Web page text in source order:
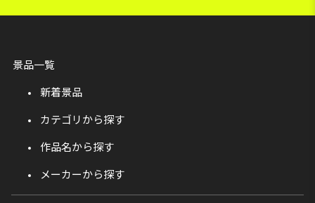
景品一覧
新着景品
カテゴリから探す
作品名から探す
メーカーから探す